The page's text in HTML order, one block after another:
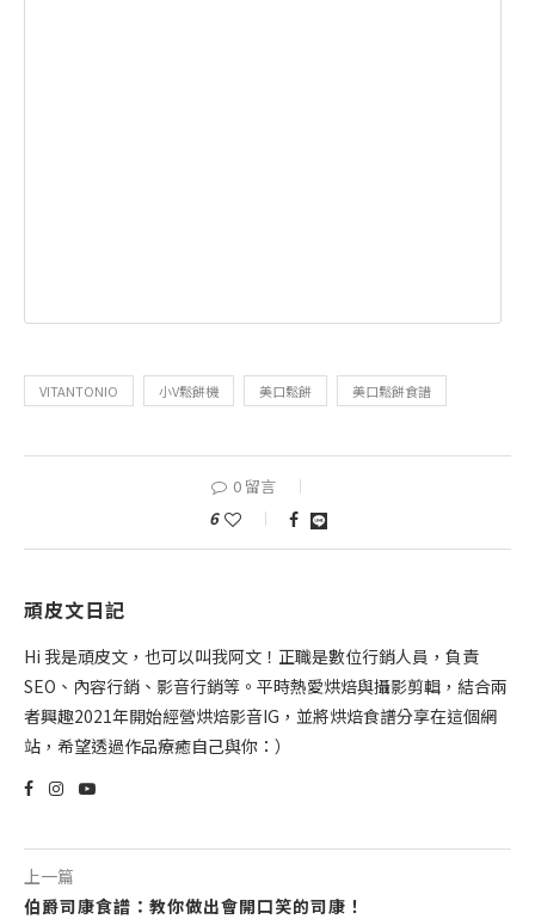
VITANTONIO 小V鬆餅機 美口鬆餅 美口鬆餅食譜
0 留言
6
頑皮文日記
Hi 我是頑皮文，也可以叫我阿文！正職是數位行銷人員，負責
SEO、內容行銷、影音行銷等。平時熱愛烘焙與攝影剪輯，結合兩
者興趣2021年開始經營烘焙影音IG，並將烘焙食譜分享在這個網
站，希望透過作品療癒自己與你：）
上一篇
伯爵司康食譜：教你做出會開口笑的司康！